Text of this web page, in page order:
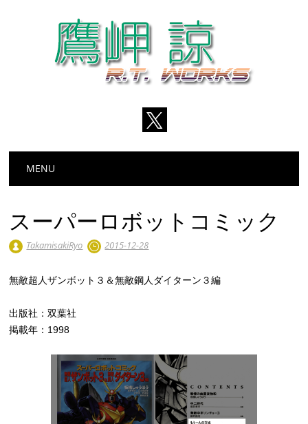
Main menu
MENU
スーパーロボットコミック
TakamisakiRyo 2015-12-28
無敵超人ザンボット３＆無敵鋼人ダイターン３編
出版社：双葉社
掲載年：1998